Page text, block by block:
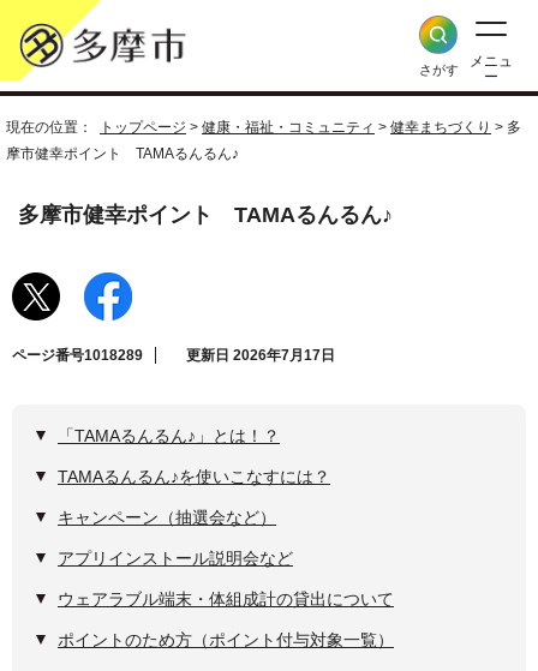
さがす
メニュ
ー
現在の位置： トップページ > 健康・福祉・コミュニティ > 健幸まちづくり > 多
摩市健幸ポイント TAMAるんるん♪
多摩市健幸ポイント TAMAるんるん♪
ページ番号1018289 更新日 2026年7月17日
「TAMAるんるん♪」とは！？
TAMAるんるん♪を使いこなすには？
キャンペーン（抽選会など）
アプリインストール説明会など
ウェアラブル端末・体組成計の貸出について
ポイントのため方（ポイント付与対象一覧）